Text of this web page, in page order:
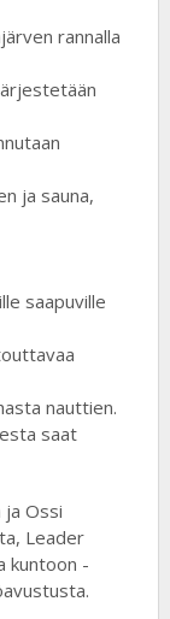
rannalla
ja sauna,
saapuville
nauttien.
saat
ja Ossi
Leader
kuntoon -